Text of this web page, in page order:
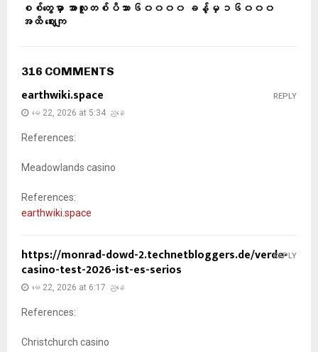
စစ်တွေမှာ အာလူးတစ်ပိဿာ ၆၀၀၀၀ ခန့်မှ ၁၆၀၀၀
အထိ ဈေးကျ
316 COMMENTS
earthwiki.space
မေ 22, 2026 at 5:34 ညနေ
References:
Meadowlands casino
References:
earthwiki.space
REPLY
https://monrad-dowd-2.technetbloggers.de/verde-
casino-test-2026-ist-es-serios
မေ 22, 2026 at 6:17 ညနေ
References:
Christchurch casino
REPLY